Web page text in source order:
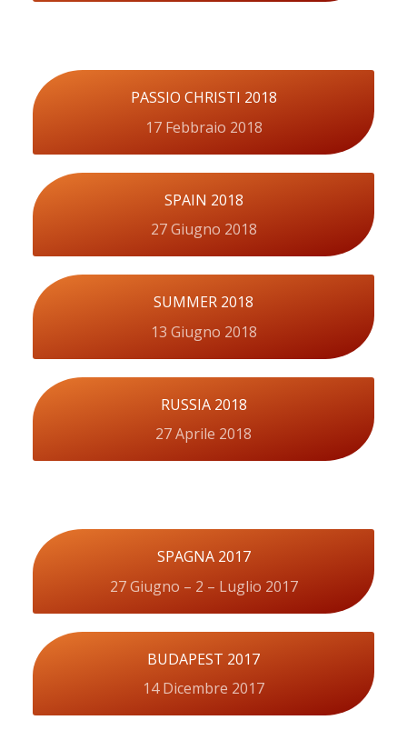
PASSIO CHRISTI 2018
17 Febbraio 2018
SPAIN 2018
27 Giugno 2018
SUMMER 2018
13 Giugno 2018
RUSSIA 2018
27 Aprile 2018
SPAGNA 2017
27 Giugno – 2 – Luglio 2017
BUDAPEST 2017
14 Dicembre 2017